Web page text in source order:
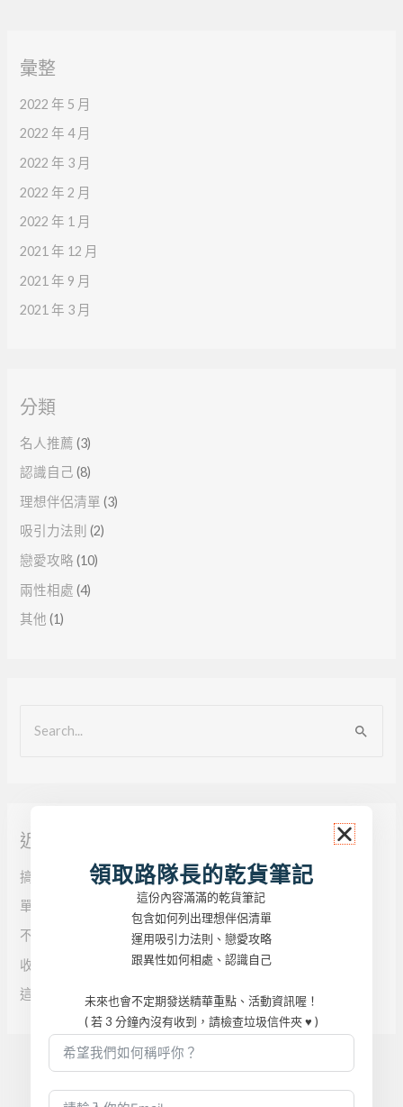
彙整
2022 年 5 月
2022 年 4 月
2022 年 3 月
2022 年 2 月
2022 年 1 月
2021 年 12 月
2021 年 9 月
2021 年 3 月
分類
名人推薦 (3)
認識自己 (8)
理想伴侶清單 (3)
吸引力法則 (2)
戀愛攻略 (10)
兩性相處 (4)
其他 (1)
字
近期文章
搞定邊界意識，讓你的愛情不再模糊不清！
單身即地獄？宋智雅的三大撩男密技大公開！
不關你的事？不關我的事？好好為自己而活吧！
收聽好女人的情場攻略的 3 個密技大公開！
這集必聽！高敏感人的戀愛守則！
領取路隊長的乾貨筆記
這份內容滿滿的乾貨筆記
包含如何列出理想伴侶清單
運用吸引力法則、戀愛攻略
跟異性如何相處、認識自己
未來也會不定期發送精華重點、活動資訊喔！
( 若 3 分鐘內沒有收到，請檢查垃圾信件夾 ♥ )